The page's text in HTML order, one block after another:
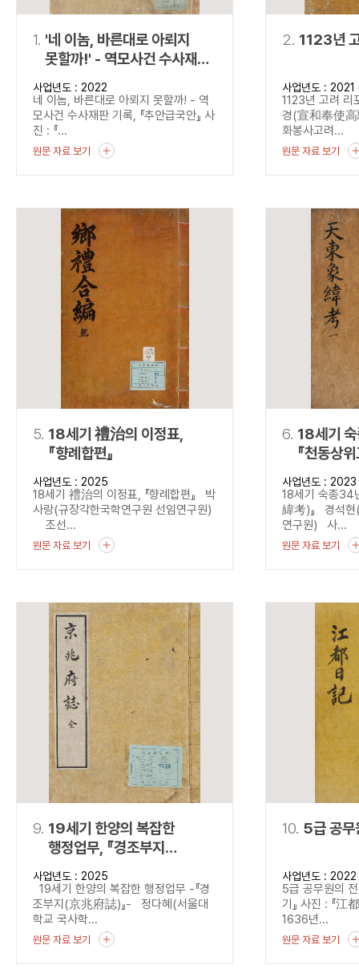
1. '네 이놈, 바른대로 아뢰지
못할까!' - 역모사건 수사재판
기록, 『추안급국안』
사업년도 : 2022
네 이놈, 바른대로 아뢰지 못할까! - 역
모사건 수사재판 기록, 『추안급국안』 사
진 : 『...
원문 자료 보기
2. 1123년
사업년도 : 2021
1123년 고려 리
경(宣和奉使高
화봉사고려...
원문 자료 보기
5. 18세기 禮治의 이정표,
『향례합편』
사업년도 : 2025
18세기 禮治의 이정표, 『향례합편』 박
사랑(규장각한국학연구원 선임연구원)
조선...
원문 자료 보기
6. 18세기
『천동상
사업년도 : 2023
18세기 숙종34
緯考)』 경석현
연구원) 사...
원문 자료 보기
9. 19세기 한양의 복잡한
행정업무, 『경조부지
(京兆府誌)』
사업년도 : 2025
19세기 한양의 복잡한 행정업무 -『경
조부지(京兆府誌)』- 정다혜(서울대
학교 국사학...
원문 자료 보기
10. 5급 공무
사업년도 : 2022
5급 공무원의
기』 사진 : 『
1636년...
원문 자료 보기